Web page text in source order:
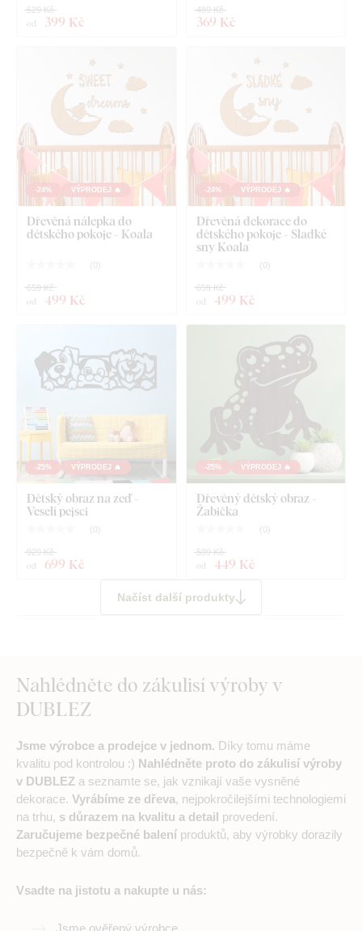
od 399 Kč
529 Kč
369 Kč
489 Kč
-24% VÝPRODEJ 🔥
Dřevěná nálepka do
dětského pokoje - Koala
( 0)
od 499 Kč
659 Kč
-24% VÝPRODEJ 🔥
Dřevěná dekorace do
dětského pokoje - Sladké
sny Koala
( 0)
od 499 Kč
659 Kč
-25% VÝPRODEJ 🔥
Dětský obraz na zeď -
Veselí pejsci
( 0)
od 699 Kč
929 Kč
-25% VÝPRODEJ 🔥
Dřevěný dětský obraz -
Žabička
( 0)
od 449 Kč
599 Kč
Načíst další produkty
Nahlédněte do zákulisí výroby v
DUBLEZ
Jsme výrobce a prodejce v jednom. Díky tomu máme
kvalitu pod kontrolou :) Nahlédněte proto do zákulisí výroby
v DUBLEZ a seznamte se, jak vznikají vaše vysněné
dekorace. Vyrábíme ze dřeva, nejpokročilejšími technologiemi
na trhu, s důrazem na kvalitu a detail provedení.
Zaručujeme bezpečné balení produktů, aby výrobky dorazily
bezpečně k vám domů.
Vsadte na jistotu a nakupte u nás: